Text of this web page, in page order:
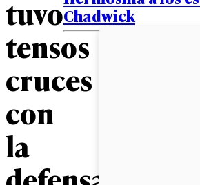
tuvo
tensos
cruces
con
la
Chadwick